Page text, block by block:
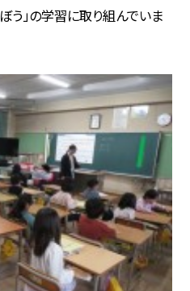
う」の学習に取り組んでいま